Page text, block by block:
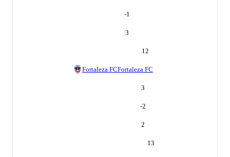
-1
3
12
Fortaleza FCFortaleza FC
3
-2
2
13